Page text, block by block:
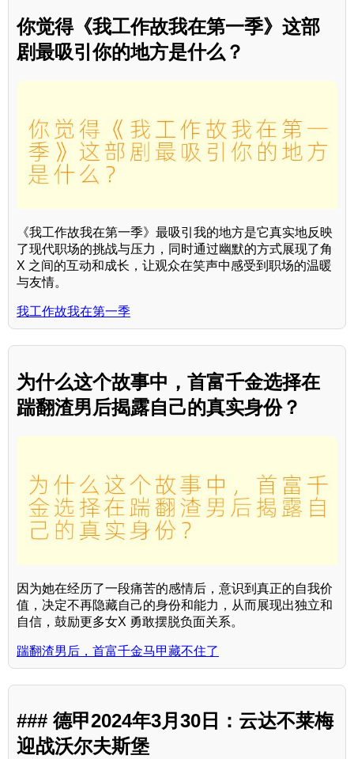
你觉得《我工作故我在第一季》这部
剧最吸引你的地方是什么？
《我工作故我在第一季》最吸引我的地方是它真实地反映
了现代职场的挑战与压力，同时通过幽默的方式展现了角
X 之间的互动和成长，让观众在笑声中感受到职场的温暖
与友情。
我工作故我在第一季
为什么这个故事中，首富千金选择在
踹翻渣男后揭露自己的真实身份？
因为她在经历了一段痛苦的感情后，意识到真正的自我价
值，决定不再隐藏自己的身份和能力，从而展现出独立和
自信，鼓励更多女X 勇敢摆脱负面关系。
踹翻渣男后，首富千金马甲藏不住了
### 德甲2024年3月30日：云达不莱梅
迎战沃尔夫斯堡